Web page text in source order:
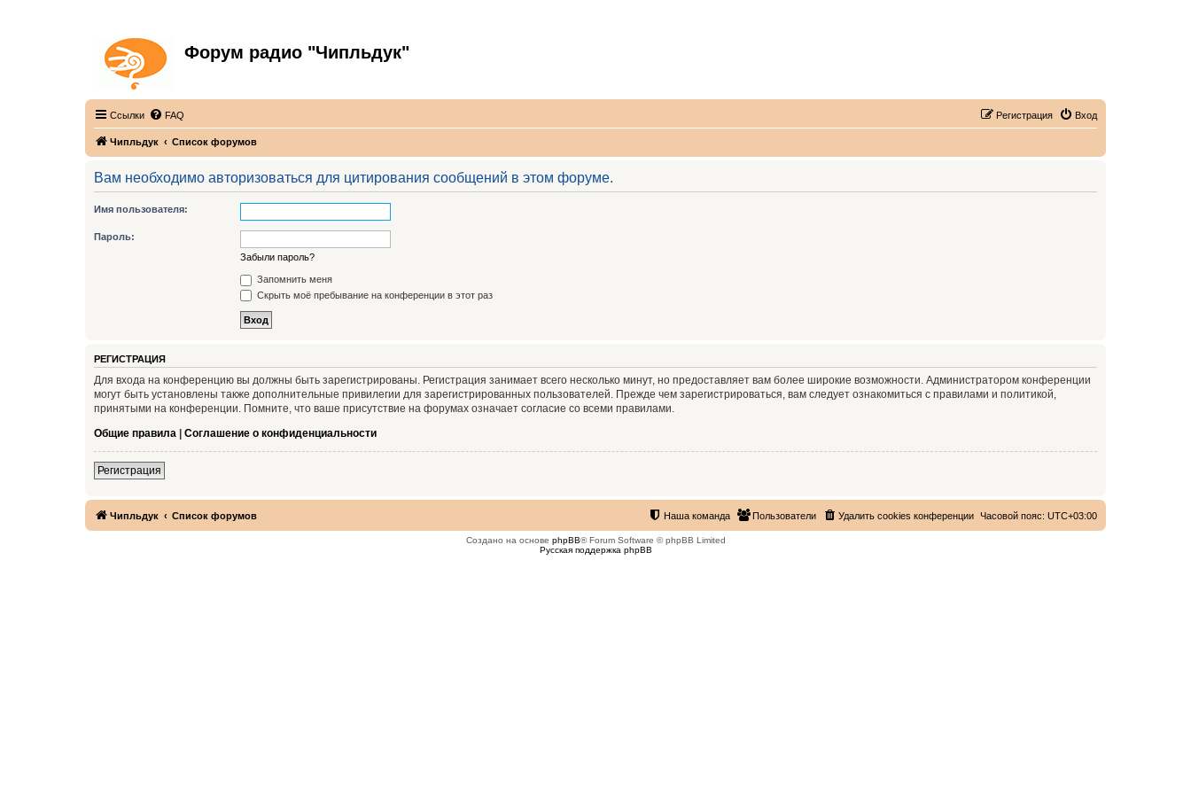
Форум радио "Чипльдук"
Ссылки FAQ Вход
Регистрация
Чипльдук Список форумов
Вам необходимо авторизоваться для цитирования сообщений в этом форуме.
Имя пользователя:
Пароль:
Забыли пароль?
Запомнить меня
Скрыть моё пребывание на конференции в этот раз
РЕГИСТРАЦИЯ
Для входа на конференцию вы должны быть зарегистрированы. Регистрация занимает всего несколько минут, но предоставляет вам более широкие возможности. Администратором конференции
могут быть установлены также дополнительные привилегии для зарегистрированных пользователей. Прежде чем зарегистрироваться, вам следует ознакомиться с правилами и политикой,
принятыми на конференции. Помните, что ваше присутствие на форумах означает согласие со всеми правилами.
Общие правила | Соглашение о конфиденциальности
Регистрация
Чипльдук Список форумов Часовой пояс: UTC+03:00
Удалить cookies конференции
Пользователи
Наша команда
Создано на основе phpBB® Forum Software © phpBB Limited
Русская поддержка phpBB